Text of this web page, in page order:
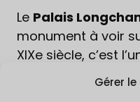
Gérer
Le Palais
monument à voir
XIXe siècle, c’est
ensembles